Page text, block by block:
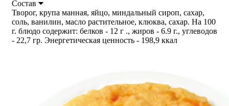
Состав
Творог, крупа манная, яйцо, миндальный сироп, сахар,
соль, ванилин, масло растительное, клюква, сахар. На 100
г. блюдо содержит: белков - 12 г ., жиров - 6.9 г., углеводов
- 22,7 гр. Энергетическая ценность - 198,9 ккал